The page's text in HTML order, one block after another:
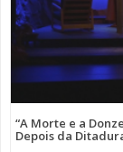
“A Morte e a
Depois da